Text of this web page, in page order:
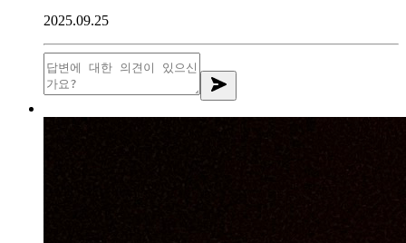
2025.09.25